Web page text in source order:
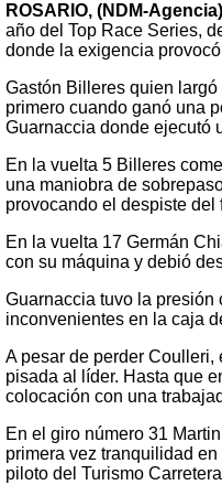
ROSARIO, (NDM-
año del Top Race Series,
donde la exigencia
Gastón Billeres quien
primero cuando ganó una
Guarnaccia donde ejecutó
En la vuelta 5 Billeres
una maniobra de
provocando el despiste
En la vuelta 17 Germán
con su máquina y debió
Guarnaccia tuvo la presión
inconvenientes en la caja
A pesar de perder
pisada al líder. Hasta que
colocación con una
En el giro número 31
primera vez tranquilidad
piloto del Turismo